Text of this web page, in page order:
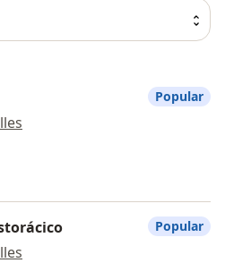
Popular
Popular